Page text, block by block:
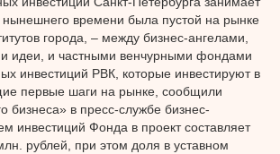
нынешнего времени была пустой на рынке
города, – между бизнес-ангелами,
идеи, и частными венчурными фондами
инвестиций РВК, которые инвестируют в
первые шаги на рынке, сообщили
бизнеса» в пресс-службе бизнес-
инвестиций Фонда в проект составляет
рублей, при этом доля в уставном